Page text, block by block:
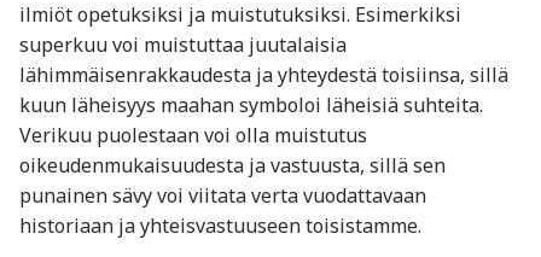
ilmiöt opetuksiksi ja muistutuksiksi. Esimerkiksi
superkuu voi muistuttaa juutalaisia
lähimmäisenrakkaudesta ja yhteydestä toisiinsa, sillä
kuun läheisyys maahan symboloi läheisiä suhteita.
Verikuu puolestaan voi olla muistutus
oikeudenmukaisuudesta ja vastuusta, sillä sen
punainen sävy voi viitata verta vuodattavaan
historiaan ja yhteisvastuuseen toisistamme.